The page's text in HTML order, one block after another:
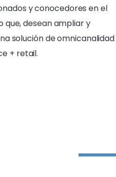
y conocedores en el
desean ampliar y
solución de omnicanalidad
+ retail.